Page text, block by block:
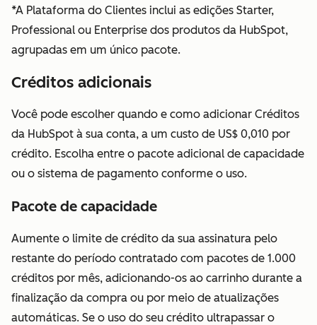
ferramentas
avançadas de
CPQ. A
funcionalidade
Revenue Hub
também inclui
acesso à
Licença
Permite que
um usuário
ou da
Plataforma
do
*A Plataforma do Clientes inclui as edições Starter,
Professional ou Enterprise dos produtos da HubSpot,
agrupadas em um único pacote.
Créditos adicionais
Você pode escolher quando e como adicionar Créditos
da HubSpot à sua conta, a um custo de US$ 0,010 por
crédito. Escolha entre o pacote adicional de capacidade
ou o sistema de pagamento conforme o uso.
Pacote de capacidade
Aumente o limite de crédito da sua assinatura pelo
restante do período contratado com pacotes de 1.000
créditos por mês, adicionando-os ao carrinho durante a
finalização da compra ou por meio de atualizações
automáticas. Se o uso do seu crédito ultrapassar o